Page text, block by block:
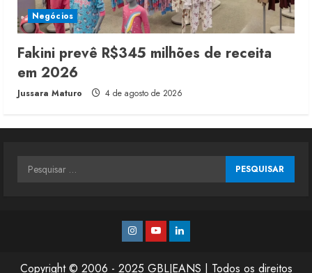
Negócios
Fakini prevê R$345 milhões de receita
em 2026
Jussara Maturo 4 de agosto de 2026
Pesquisar
Instagram
YoutubeLinkedin
Copyright © 2006 - 2025 GBLJEANS | Todos os direitos